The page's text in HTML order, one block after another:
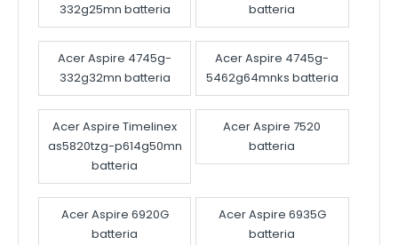
332g25mn batteria
batteria
Acer Aspire 4745g-
332g32mn batteria
Acer Aspire 4745g-
5462g64mnks batteria
Acer Aspire Timelinex
as5820tzg-p614g50mn
batteria
Acer Aspire 7520
batteria
Acer Aspire 6920G
batteria
Acer Aspire 6935G
batteria